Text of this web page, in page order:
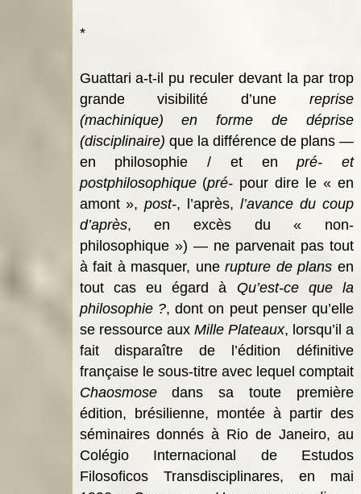
*
Guattari a-t-il pu reculer devant la par trop
grande visibilité d’unereprise
(machinique) en forme de déprise
(disciplinaire) que la différence de plans —
en philosophie / et enpré- et
postphilosophique (pré- pour dire le « en
amont »,post-, l’après,l’avance du coup
d’après, en excès du « non-
philosophique ») — ne parvenait pas tout
à fait à masquer, unerupture de plansen
tout cas eu égard à Qu’est-ce que la
philosophie ?, dont on peut penser qu’elle
se ressource aux Mille Plateaux, lorsqu’il a
fait disparaître de l’édition définitive
française le sous-titre avec lequel comptait
Chaosmosedans sa toute première
édition, brésilienne, montée à partir des
séminaires donnés à Rio de Janeiro, au
Colégio Internacional de Estudos
Filosoficos Transdisciplinares, en mai